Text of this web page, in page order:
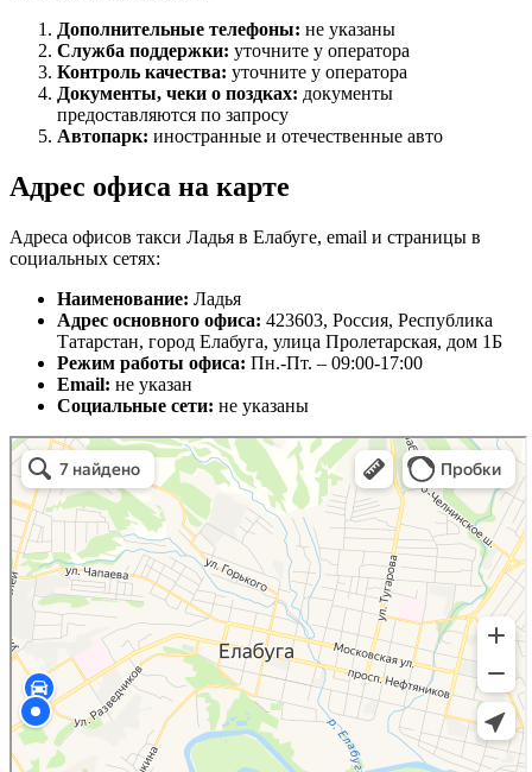
Дополнительные телефоны: не указаны
Служба поддержки: уточните у оператора
Контроль качества: уточните у оператора
Документы, чеки о поздках: документы
предоставляются по запросу
Автопарк: иностранные и отечественные авто
Адрес офиса на карте
Адреса офисов такси Ладья в Елабуге, email и страницы в
социальных сетях:
Наименование: Ладья
Адрес основного офиса: 423603, Россия, Республика
Татарстан, город Елабуга, улица Пролетарская, дом 1Б
Режим работы офиса: Пн.-Пт. – 09:00-17:00
Email: не указан
Социальные сети: не указаны